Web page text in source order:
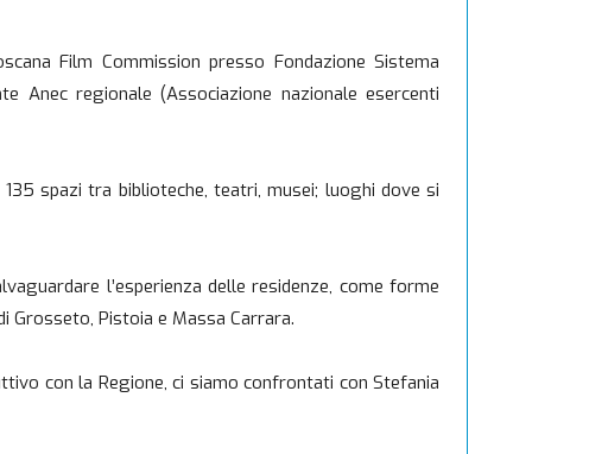
Film Commission presso Fondazione Sistema
Anec regionale (Associazione nazionale esercenti
spazi tra biblioteche, teatri, musei; luoghi dove si
l’esperienza delle residenze, come forme
Grosseto, Pistoia e Massa Carrara.
con la Regione, ci siamo confrontati con Stefania